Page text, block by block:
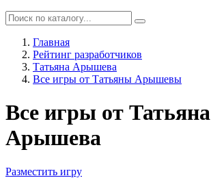
Главная
Рейтинг разработчиков
Татьяна Арышева
Все игры от Татьяны Арышевы
Все игры от Татьяна
Арышева
Разместить игру